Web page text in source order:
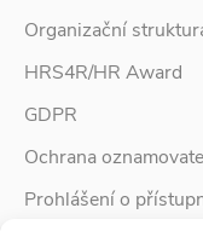
Organizační
HRS4R/HR Award
GDPR
Ochrana
Prohlášení o